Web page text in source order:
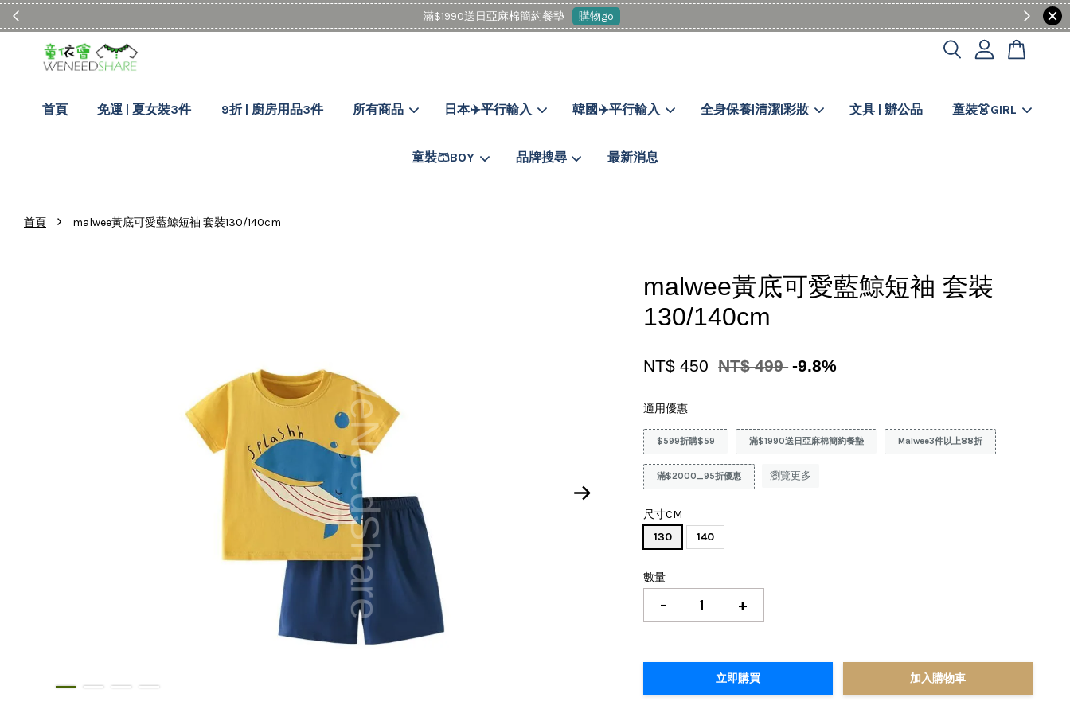
滿$1990送日亞麻棉簡約餐墊 購物go
首頁 免運 | 夏女裝3件 9折 | 廚房用品3件 所有商品 日本✈️平行輸入 韓國✈️平行輸入 全身保養|清潔|彩妝 文具 | 辦公品 童裝👗GIRL
童裝🩳BOY 品牌搜尋 最新消息
首頁 › malwee黃底可愛藍鯨短袖 套裝130/140cm
malwee黃底可愛藍鯨短袖 套裝
130/140cm
NT$ 450 NT$ 499 -9.8%
適用優惠
$599折購$59 滿$1990送日亞麻棉簡約餐墊 Malwee3件以上88折
滿$2000_95折優惠 瀏覽更多
尺寸CM
130
140
數量
- +
立即購買 加入購物車